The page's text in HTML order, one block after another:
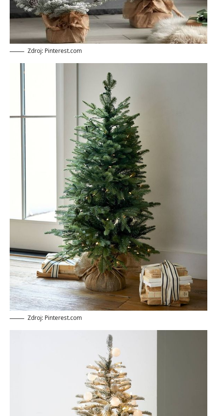
Zdroj: Pinterest.com
Zdroj: Pinterest.com